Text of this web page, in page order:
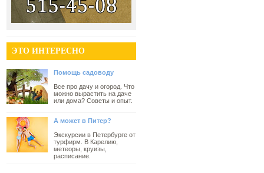
ЭТО ИНТЕРЕСНО
Помощь садоводу
Все про дачу и огород. Что
можно вырастить на даче
или дома? Советы и опыт.
А может в Питер?
Экскурсии в Петербурге от
турфирм. В Карелию,
метеоры, круизы,
расписание.